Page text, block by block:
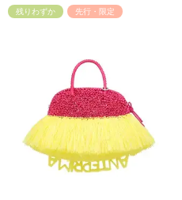
残りわずか 先行・限定